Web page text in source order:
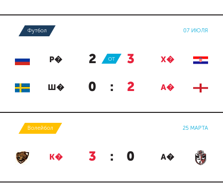
Футбол 07 ИЮЛЯ
Р� 2 : 3 Х�
ОТ
Ш� 0 : 2 А�
Волейбол 25 МАРТА
К� 3 : 0 А�